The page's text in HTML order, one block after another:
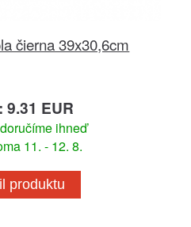
čierna 39x30,6cm
9.31 EUR
ihneď
11. - 12. 8.
produktu